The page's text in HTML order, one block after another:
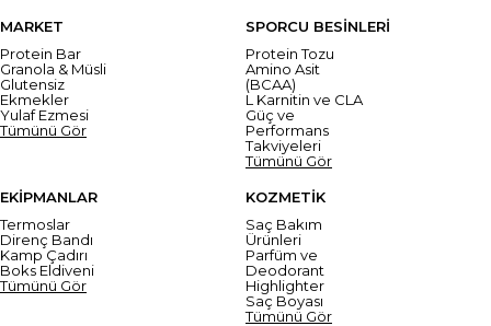
MARKET
Protein Bar
Granola & Müsli
Glutensiz
Ekmekler
Yulaf Ezmesi
Tümünü Gör
SPORCU BESİNLERİ
Protein Tozu
Amino Asit
(BCAA)
L Karnitin ve CLA
Güç ve
Performans
Takviyeleri
Tümünü Gör
EKİPMANLAR
Termoslar
Direnç Bandı
Kamp Çadırı
Boks Eldiveni
Tümünü Gör
KOZMETİK
Saç Bakım
Ürünleri
Parfüm ve
Deodorant
Highlighter
Saç Boyası
Tümünü Gör